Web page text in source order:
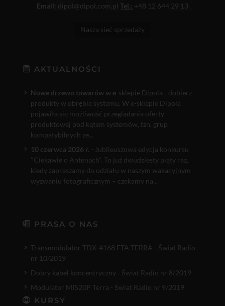
Email: dipol@dipol.com.pl Tel.: +48 12 644 29 13
Nasza sieć sprzedaży
AKTUALNOŚCI
Nowe drzewo towarów w e-sklepie Dipola - dobierz
produkty w obrębie systemu. W e-sklepie Dipola
pojawiła się możliwość przeglądania oferty
produktowej pod kątem systemów, tzn. grup
kompatybilnych ze...
10 czerwca 2026 r. - Jubileuszowa edycja konkursu
"Ciekawie o Antenach". To już dwudziesty piąty raz,
kiedy zapraszamy do udziału w naszym wakacyjnym
wyzwaniu fotograficznym – czekamy na...
PRASA O NAS
Transmodulator TDX-4168 FTA TERRA - Świat Radio
nr 10/2019
Dobry kabel koncentryczny - Świat Radio nr 8/2019
Modulator MI520P Terra - Świat Radio nr 9/2019
KURSY